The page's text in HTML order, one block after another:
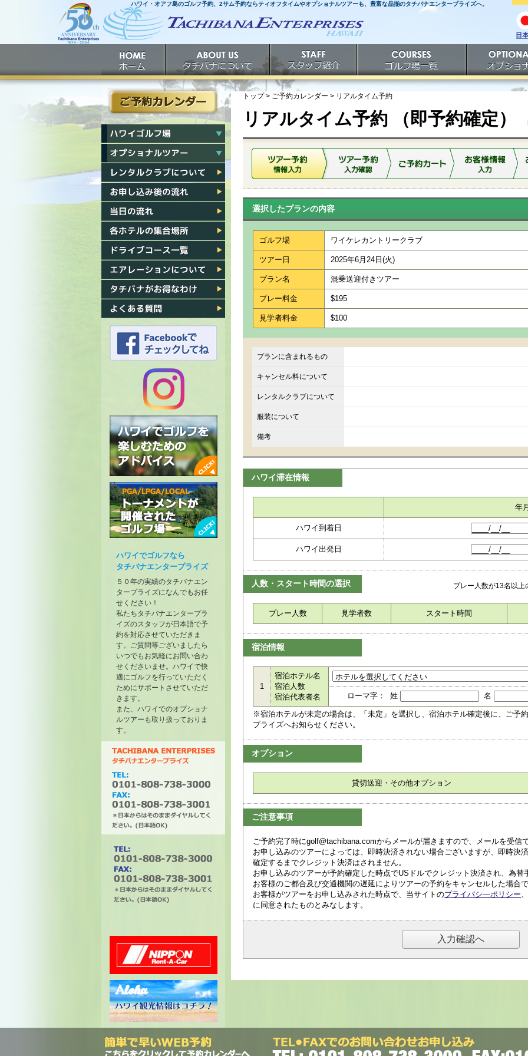
ハワイ・オアフ島のゴルフ予約、2サム予約ならティオフタイムやオプショナルツアーも、豊富な品揃のタチバナエンタープライズへ。
日
語
ホーム タチバナについて スタッフ紹介 ゴルフ場一覧 オプショナルツ
ご予約カレンダー
ハワイゴルフ場一覧
ハワイオプショナルツアー一覧
レンタルクラブについて
お申し込み後の流れ
当日の流れ
各ホテル集合場所
各ゴルフ場への行き方
エアレーション
タチバナがお得なわけ
よくある質問
タチバナのFacebook
タチバナの
Instagram
ハワイでゴルフを楽しむための
アドバイス
フ場
ハワイでゴルフなら
タチバナエンタープライズ
５０年の実績のタチバナエン
タープライズになんでもお任
せください！
私たちタチバナエンタープラ
イズのスタッフが日本語で予
約を対応させていただきま
す。ご質問等ございましたら
いつでもお気軽にお問い合わ
せくださいませ。ハワイで快
適にゴルフを行っていただく
ためにサポートさせていただ
きます。
また、ハワイでのオプショナ
ルツアーも取り扱っておりま
す。
タチバナエンタープライズ
ださい。(日本語OK)
ニッポンレンタカー
ハワイ州観光局
トップ> ご予約カレンダー > リアルタイム予約
リアルタイム予約 （即予約確定）
選択したプランの内容
ゴルフ場 ワイケレカントリークラブ
ツアー日 2025年6月24日(火)
プラン名 混乗送迎付きツアー
プレー料金 $195
見学者料金 $100
プランに含まれるもの
キャンセル料について
レンタルクラブについて
服装について
備考
ハワイ滞在情報
年
ハワイ到着日
ハワイ出発日
人数・スタート時間の選択 プレー人数が13名以
プレー人数 見学者数 スタート時間
宿泊情報
1
宿泊ホテル名
宿泊人数
宿泊代表者名
ローマ字： 姓 名
※宿泊ホテルが未定の場合は、「未定」を選択し、宿泊ホテル確定後に、ご予
プライズへお知らせください。
オプション
貸切送迎・その他オプション
ご注意事項
ご予約完了時にgolf@tachibana.comからメールが届きますので、メールを受信
お申し込みのツアーによっては、即時決済されない場合ございますが、即時決
確定するまでクレジット決済はされません。
お申し込みのツアーが予約確定した時点でUSドルでクレジット決済され、為
お客様のご都合及び交通機関の遅延によりツアーの予約をキャンセルした場合
お客様がツアーをお申し込みされた時点で、当サイトのプライバシ―ポリシー、
に同意されたものとみなします。